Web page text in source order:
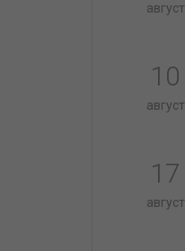
август
10
август
17
август